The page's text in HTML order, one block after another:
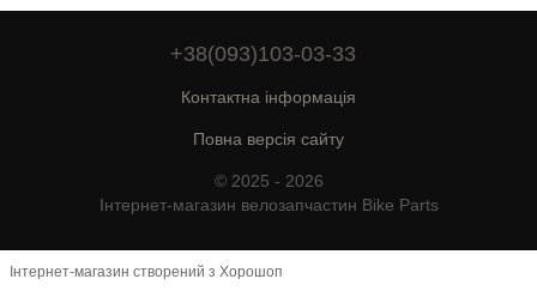
+38(093)103-03-33
Контактна інформація
Повна версія сайту
© 2025 - 2026
Інтернет-магазин велозапчастин Bike Parts
Інтернет-магазин створений з Хорошоп